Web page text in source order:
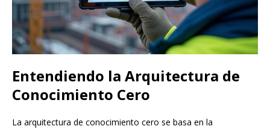
Entendiendo la Arquitectura de
Conocimiento Cero
La arquitectura de conocimiento cero se basa en la